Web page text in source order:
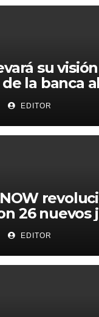
su
la banca
2026
EDITOR
26 nuevos
EDITOR